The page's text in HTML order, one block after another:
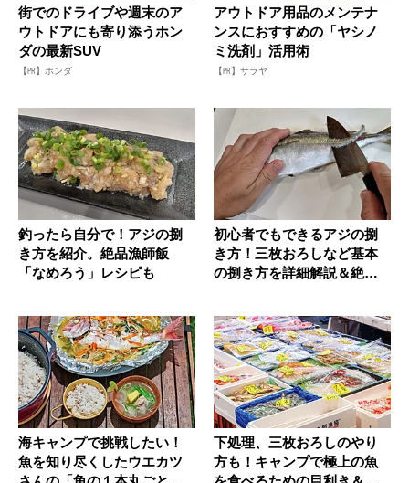
街でのドライブや週末のア
ウトドアにも寄り添うホン
ダの最新SUV
【PR】ホンダ
アウトドア用品のメンテナ
ンスにおすすめの「ヤシノ
ミ洗剤」活用術
【PR】サラヤ
釣ったら自分で！アジの捌
き方を紹介。絶品漁師飯
「なめろう」レシピも
初心者でもできるアジの捌
き方！三枚おろしなど基本
の捌き方を詳細解説＆絶品
海キャンプで挑戦したい！
魚を知り尽くしたウエカツ
下処理、三枚おろしのやり
方も！キャンプで極上の魚